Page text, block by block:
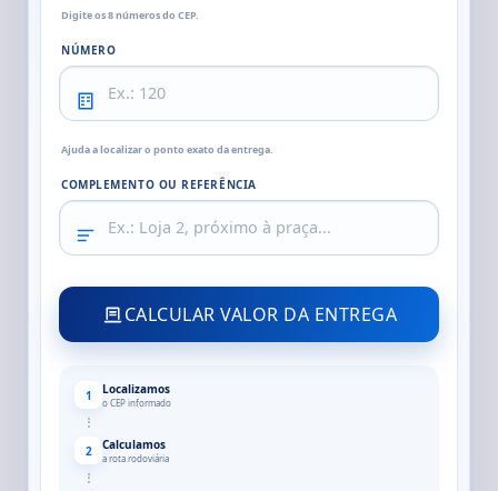
Digite os 8 números do CEP.
NÚMERO
Ajuda a localizar o ponto exato da entrega.
COMPLEMENTO OU REFERÊNCIA
CALCULAR VALOR DA ENTREGA
1 Localizamos
o CEP informado
2 Calculamos
a rota rodoviária